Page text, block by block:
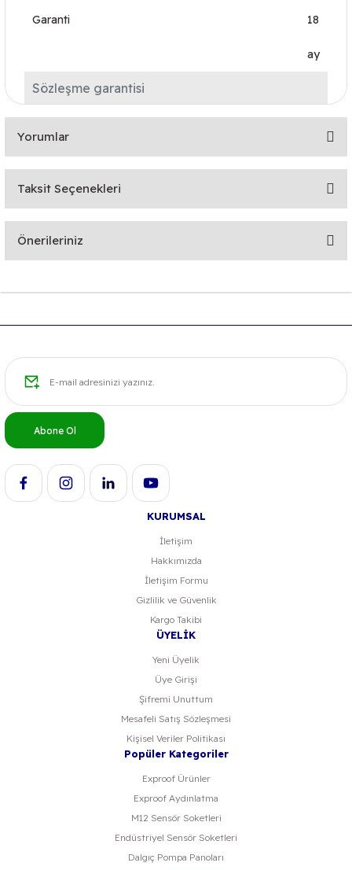
Sözleşme garantisi
Garanti 18
ay
Yorumlar
Bu ürüne ilk yorumu siz yapın!
Taksit Seçenekleri
Önerileriniz
Ürün bilgilerinde hatalar bulunuyor.
Ürün fiyatı diğer sitelerden daha pahalı.
Gönder
Abone Ol
KURUMSAL
İletişim
Hakkımızda
İletişim Formu
Gizlilik ve Güvenlik
Kargo Takibi
ÜYELİK
Yeni Üyelik
Üye Girişi
Şifremi Unuttum
Mesafeli Satış Sözleşmesi
Kişisel Veriler Politikası
Popüler Kategoriler
Exproof Ürünler
Exproof Aydınlatma
M12 Sensör Soketleri
Endüstriyel Sensör Soketleri
Dalgıç Pompa Panoları